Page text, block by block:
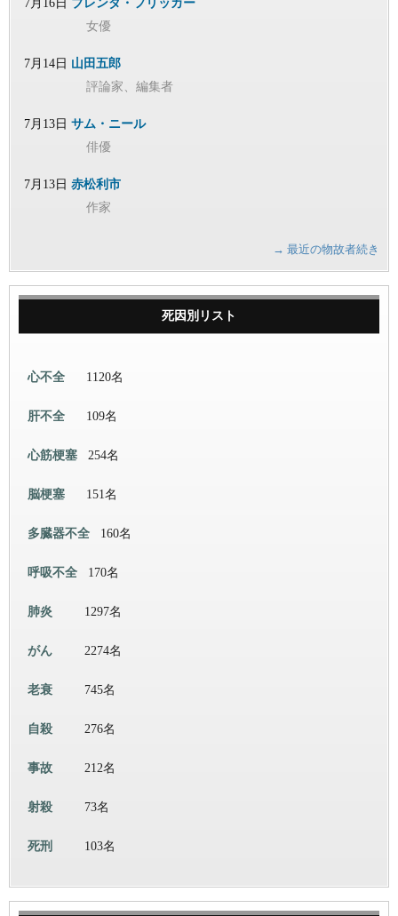
7月16日 ブレンダ・フリッカー
女優
7月14日 山田五郎
評論家、編集者
7月13日 サム・ニール
俳優
7月13日 赤松利市
作家
→ 最近の物故者続き
死因別リスト
心不全 1120名
肝不全 109名
心筋梗塞 254名
脳梗塞 151名
多臓器不全 160名
呼吸不全 170名
肺炎 1297名
がん 2274名
老衰 745名
自殺 276名
事故 212名
射殺 73名
死刑 103名